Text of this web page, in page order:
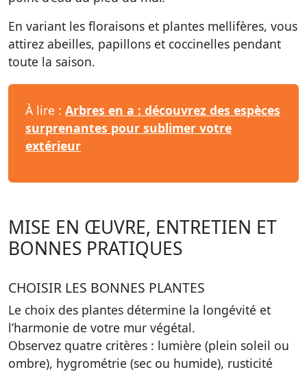
En variant les floraisons et plantes mellifères, vous
attirez abeilles, papillons et coccinelles pendant
toute la saison.
À lire : Arbres en a : découvrez des espèces
surprenantes pour sublimer votre
extérieur
MISE EN ŒUVRE, ENTRETIEN ET
BONNES PRATIQUES
CHOISIR LES BONNES PLANTES
Le choix des plantes détermine la longévité et
l’harmonie de votre mur végétal.
Observez quatre critères : lumière (plein soleil ou
ombre), hygrométrie (sec ou humide), rusticité